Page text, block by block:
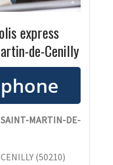
express
de-Cenilly
SAINT-MARTIN-DE-
(50210)